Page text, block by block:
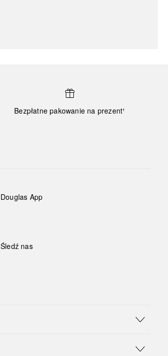
Bezpłatne pakowanie na prezent¹
Douglas App
Śledź nas